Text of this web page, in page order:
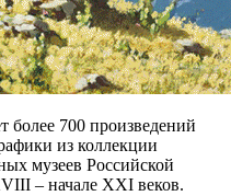
более 700 произведений
из коллекции
музеев Российской
– начале XXI веков.